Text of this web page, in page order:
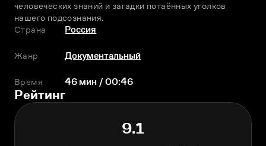
человеческих знаний и загадки потаённых уголков
нашего подсознания.
Страна
Россия
Жанр Документальный
Время 46 мин / 00:46
Рейтинг
9.1